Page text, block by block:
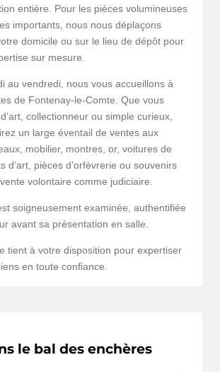
entière. Pour les pièces volumineuses
importants, nous nous déplaçons
domicile ou sur le lieu de dépôt pour
sur mesure.
au vendredi, nous vous accueillons à
de Fontenay-le-Comte. Que vous
collectionneur ou simple curieux,
un large éventail de ventes aux
mobilier, montres, or, voitures de
d’art, pièces d’orfèvrerie ou souvenirs
volontaire comme judiciaire.
soigneusement examinée, authentifiée
avant sa présentation en salle.
tient à votre disposition pour expertiser
en toute confiance.
le bal des enchères